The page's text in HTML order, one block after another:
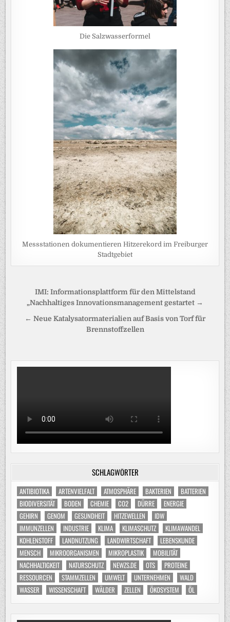
Die Salzwasserformel
Messstationen dokumentieren Hitzerekord im Freiburger
Stadtgebiet
Beitragsnavigation
IMI: Informationsplattform für den Mittelstand
„Nachhaltiges Innovationsmanagement gestartet →
← Neue Katalysatormaterialien auf Basis von Torf für
Brennstoffzellen
SCHLAGWÖRTER
ANTIBIOTIKA ARTENVIELFALT ATMOSPHÄRE BAKTERIEN
BATTERIEN
BIODIVERSITÄT
BODEN CHEMIE CO2 DÜRRE
ENERGIE
GEHIRN
GENOM GESUNDHEIT HITZEWELLEN
IDW
IMMUNZELLEN
INDUSTRIE KLIMA KLIMASCHUTZ
KLIMAWANDEL
KOHLENSTOFF
LANDNUTZUNG LANDWIRTSCHAFT
LEBENSKUNDE
MENSCH
MIKROORGANISMEN MIKROPLASTIK
MOBILITÄT
NACHHALTIGKEIT
NATURSCHUTZ NEWZS.DE OTS
PROTEINE
RESSOURCEN
STAMMZELLEN UMWELT UNTERNEHMEN
WALD
WASSER
WISSENSCHAFT WÄLDER ZELLEN ÖKOSYSTEM ÖL